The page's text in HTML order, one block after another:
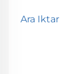
Ara Iktar